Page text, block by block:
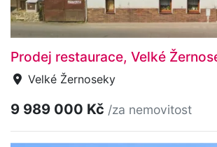
Prodej restaurace, Velké
Velké Žernoseky
9 989 000 Kč /za nemovitost